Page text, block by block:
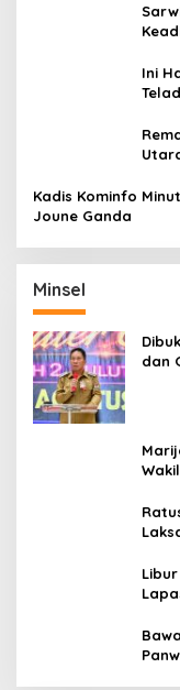
Ini
Kadis Kominfo
Joune Ganda
Minsel
dan